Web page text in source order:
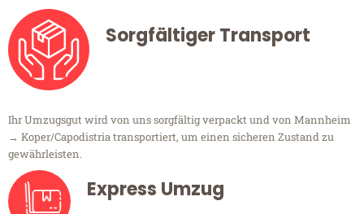
Sorgfältiger Transport
Ihr Umzugsgut wird von uns sorgfältig verpackt und von Mannheim
→ Koper/Capodistria transportiert, um einen sicheren Zustand zu
gewährleisten.
Express Umzug